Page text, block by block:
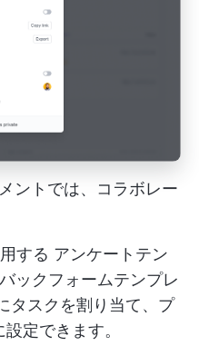
ントでは、コラボレー
する アンケートテン
ックフォームテンプレ
タスクを割り当て、プ
定できます。